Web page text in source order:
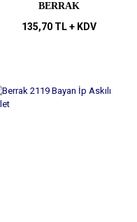
BERRAK
135,70 TL + KDV